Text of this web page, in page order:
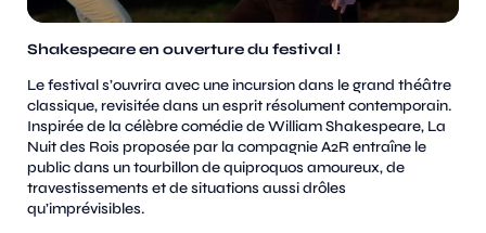
Shakespeare en ouverture du festival !
Le festival s’ouvrira avec une incursion dans le grand théâtre
classique, revisitée dans un esprit résolument contemporain.
Inspirée de la célèbre comédie de William Shakespeare, La
Nuit des Rois proposée par la compagnie A2R entraîne le
public dans un tourbillon de quiproquos amoureux, de
travestissements et de situations aussi drôles
qu’imprévisibles.